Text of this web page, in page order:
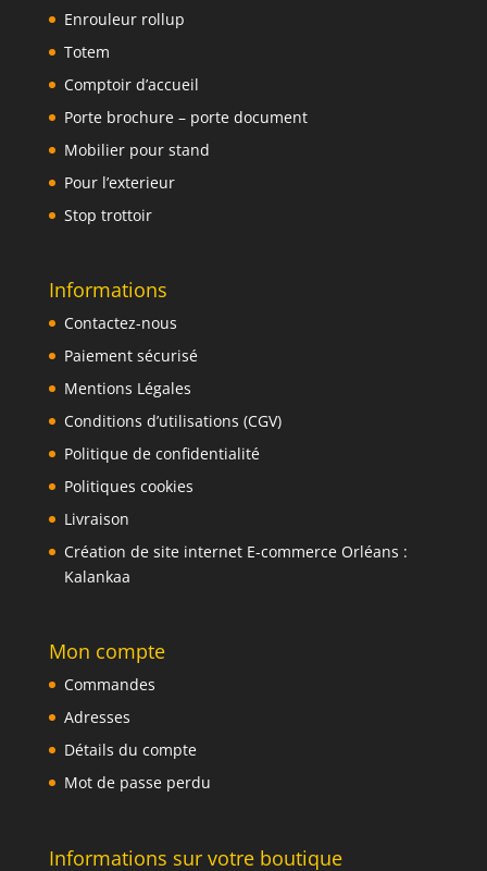
Enrouleur rollup
Totem
Comptoir d’accueil
Porte brochure – porte document
Mobilier pour stand
Pour l’exterieur
Stop trottoir
Informations
Contactez-nous
Paiement sécurisé
Mentions Légales
Conditions d’utilisations (CGV)
Politique de confidentialité
Politiques cookies
Livraison
Création de site internet E-commerce Orléans :
Kalankaa
Mon compte
Commandes
Adresses
Détails du compte
Mot de passe perdu
Informations sur votre boutique